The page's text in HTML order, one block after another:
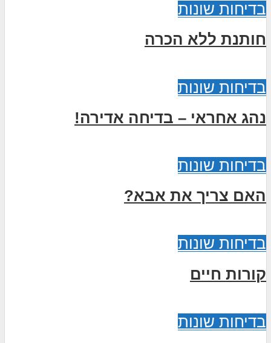
בדיחות שונות
חותנת ללא הכרה
בדיחות שונות
נהג אחראי – בדיחה אדירה!
בדיחות שונות
האם צריך את אבא?
בדיחות שונות
קורות חיים
בדיחות שונות